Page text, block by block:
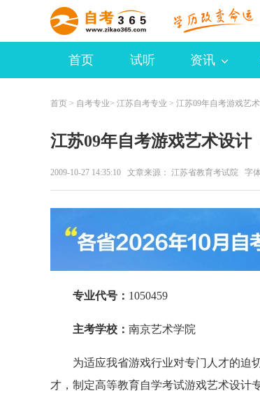
首页 试听 资讯
首页 > 自考专业> 江苏自考专业 > 江苏09年自考游戏艺
江苏09年自考游戏艺术设计
2009-10-27 14:35:10 文章来源： 江苏省教育考试院 字体
专业代号： 1050459
主考学校： 南京艺术学院
为适应我省游戏行业对专门人才的迫切
才，制定高等教育自学考试游戏艺术设计